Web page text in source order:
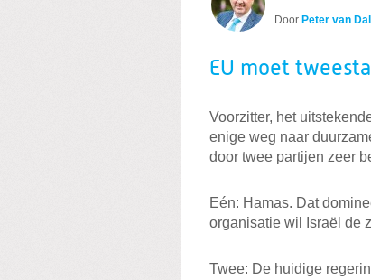
Door Peter van
EU moet
Voorzitter, het
enige weg naar
door twee partijen zeer
Eén: Hamas. Dat
organisatie wil Israël de
Twee: De huidige